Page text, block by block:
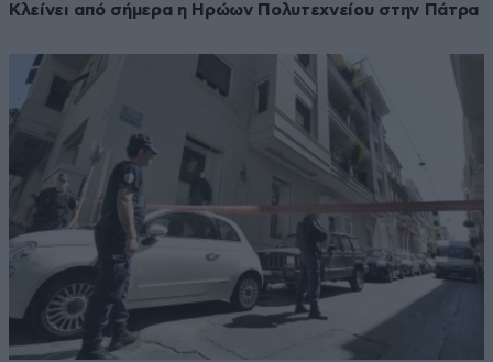
Κλείνει από σήμερα η Ηρώων Πολυτεχνείου στην Πάτρα